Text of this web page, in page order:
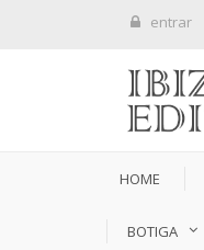
entrar
HOME
BOTIGA